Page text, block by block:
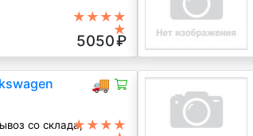
★★★★
★
5050₽
🚚
со склада,★★★★